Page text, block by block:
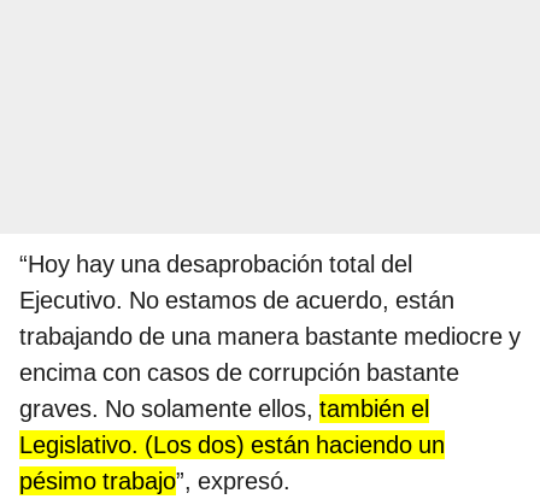
“Hoy hay una desaprobación total del
Ejecutivo. No estamos de acuerdo, están
trabajando de una manera bastante mediocre y
encima con casos de corrupción bastante
graves. No solamente ellos, también el
Legislativo. (Los dos) están haciendo un
pésimo trabajo”, expresó.